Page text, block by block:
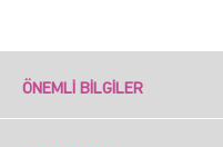
ÖNEMLI BILGILER